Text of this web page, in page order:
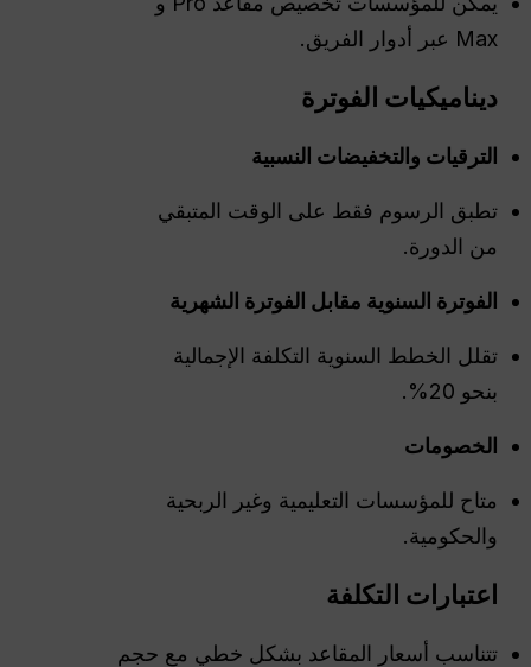
Max عبر أدوار الفريق.
ديناميكيات الفوترة
الترقيات والتخفيضات النسبية
تطبق الرسوم فقط على الوقت المتبقي
من الدورة.
الفوترة السنوية مقابل الفوترة الشهرية
تقلل الخطط السنوية التكلفة الإجمالية
بنحو 20%.
الخصومات
متاح للمؤسسات التعليمية وغير الربحية
والحكومية.
اعتبارات التكلفة
تتناسب أسعار المقاعد بشكل خطي مع حجم